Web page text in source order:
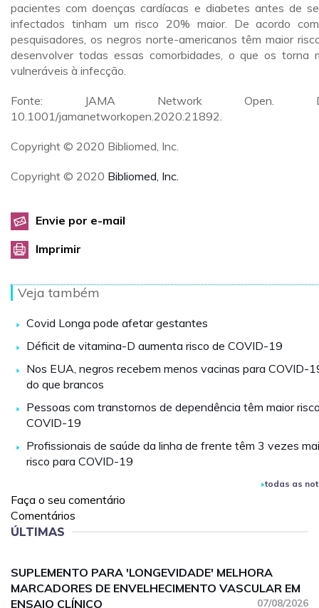
pacientes com doenças cardíacas e diabetes antes de
infectados tinham um risco 20% maior. De acordo
pesquisadores, os negros norte-americanos têm maior
desenvolver todas essas comorbidades, o que os torna
vulneráveis à infecção.
Fonte: JAMA Network Open.
10.1001/jamanetworkopen.2020.21892.
Copyright © 2020 Bibliomed, Inc.
Copyright © 2020 Bibliomed, Inc.
Envie por e-mail
Imprimir
Veja também
Covid Longa pode afetar gestantes
Déficit de vitamina-D aumenta risco de COVID-19
Nos EUA, negros recebem menos vacinas para COVID-
do que brancos
Pessoas com transtornos de dependência têm maior
COVID-19
Profissionais de saúde da linha de frente têm 3 vezes
risco para COVID-19
todas as
Faça o seu comentário
Comentários
ÚLTIMAS
SUPLEMENTO PARA 'LONGEVIDADE' MELHORA
MARCADORES DE ENVELHECIMENTO VASCULAR EM
ENSAIO CLÍNICO
07/08/2026